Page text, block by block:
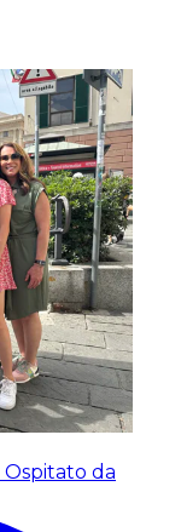
Ospitato da